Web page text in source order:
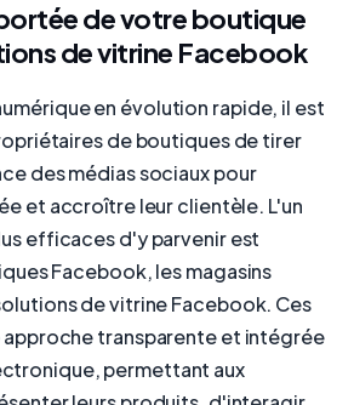
de votre boutique
de vitrine Facebook
en évolution rapide, il est
de boutiques de tirer
des médias sociaux pour
et accroître leur clientèle. L'un
efficaces d'y parvenir est
Facebook, les magasins
de vitrine Facebook. Ces
transparente et intégrée
permettant aux